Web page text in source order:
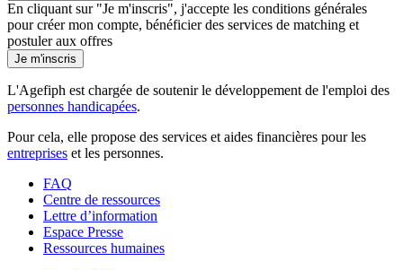
En cliquant sur "Je m'inscris", j'accepte les conditions générales
pour créer mon compte, bénéficier des services de matching et
postuler aux offres
Je m'inscris
L'Agefiph est chargée de soutenir le développement de l'emploi des
personnes handicapées.
Pour cela, elle propose des services et aides financières pour les
entreprises et les personnes.
FAQ
Centre de ressources
Lettre d’information
Espace Presse
Ressources humaines